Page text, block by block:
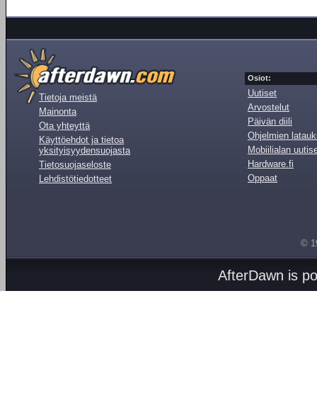
Tietoja meistä
Mainonta
Ota yhteyttä
Käyttöehdot ja tietoa
yksityisyydensuojasta
Tietosuojaseloste
Lehdistötiedotteet
Osiot:
Uutiset
Arvostelut
Päivän diili
Ohjelmien
Mobiilialan
Hardware.fi
Oppaat
©
AfterDawn is